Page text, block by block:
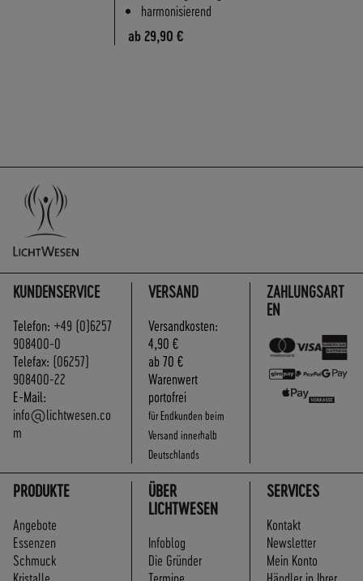
harmonisierend
ab 29,90 €
KUNDENSERVICE
Telefon: +49 (0)6257
908400-0
Telefax: (06257)
908400-22
E-Mail:
info@lichtwesen.co
m
ZAHLUNGSART
EN
VERSAND
Versandkosten:
4,90 €
ab 70 €
Warenwert
portofrei
für Endkunden beim
Versand innerhalb
Deutschlands
PRODUKTE
Angebote
Essenzen
Schmuck
Kristalle
ÜBER
LICHTWESEN
Infoblog
Die Gründer
Termine
SERVICES
Kontakt
Newsletter
Mein Konto
Händler in Ihrer